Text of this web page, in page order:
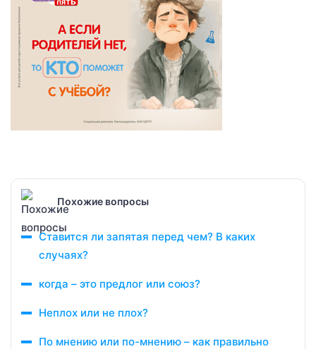
Похожие вопросы
Ставится ли запятая перед чем? В каких
случаях?
когда – это предлог или союз?
Неплох или не плох?
По мнению или по-мнению – как правильно